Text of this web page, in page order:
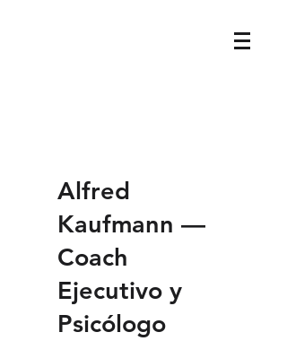
Alfred
Kaufmann —
Coach
Ejecutivo y
Psicólogo